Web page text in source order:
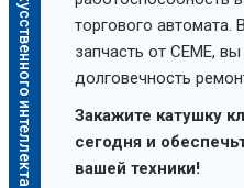
торгового автомата.
запчасть от CEME,
долговечность
Закажите катушку
сегодня и
вашей техники!